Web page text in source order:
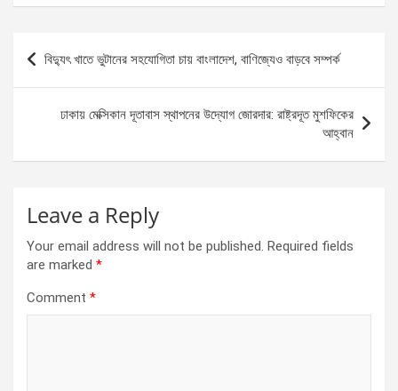
ce
o
o
k
se
n
g
er
at
A
p
p
ar
Post
navigation
বিদ্যুৎ খাতে ভুটানের সহযোগিতা চায় বাংলাদেশ, বাণিজ্যেও বাড়বে সম্পর্ক
ঢাকায় মেক্সিকান দূতাবাস স্থাপনের উদ্যোগ জোরদার: রাষ্ট্রদূত মুশফিকের
আহ্বান
Leave a Reply
Your email address will not be published. Required fields
are marked *
Comment *